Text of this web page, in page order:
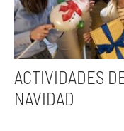
ACTIVIDADES
NAVIDAD